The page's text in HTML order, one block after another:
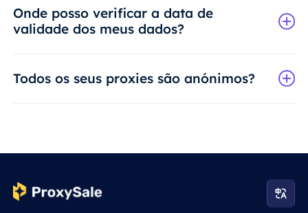
Onde posso verificar a data de
validade dos meus dados?
Todos os seus proxies são anónimos?